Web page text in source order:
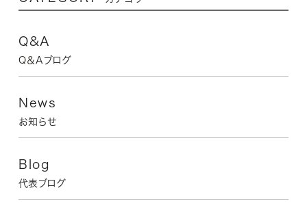
Q&A
Q＆Aブログ
News
お知らせ
Blog
代表ブログ